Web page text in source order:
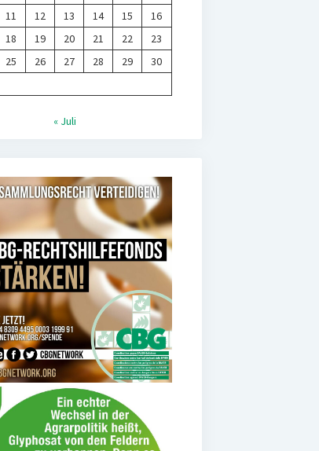
11 12 13 14 15
16
18 19 20 21 22
23
25 26 27 28 29
30
« Juli